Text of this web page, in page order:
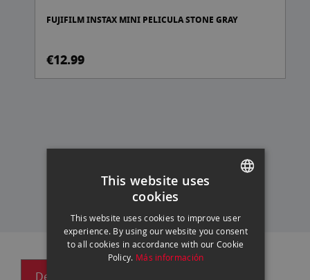
FUJIFILM INSTAX MINI PELICULA STONE GRAY
€12.99
CATALAN
This website uses
cookies
This website uses cookies to improve user
experience. By using our website you consent
to all cookies in accordance with our Cookie
Policy. Más información